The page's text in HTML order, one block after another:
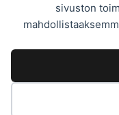
sivuston
+358 9 439
© 2026 Provitek -